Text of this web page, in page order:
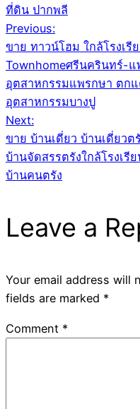
ที่ดิน ปากพลี
Post
Previous:
ขาย ทาวน์โฮม ใกล้โรงเรี
Townhomeศรีนครินทร์-แ
อุตสาหกรรมแพรกษา ตก
อุตสาหกรรมบางปู
Next:
ขาย บ้านเดี่ยว บ้านเดี่ยว
บ้านจัดสรรตรังใกล้โรงเรี
บ้านคนตรัง
Leave a
Your email address will
fields are marked *
Comment *